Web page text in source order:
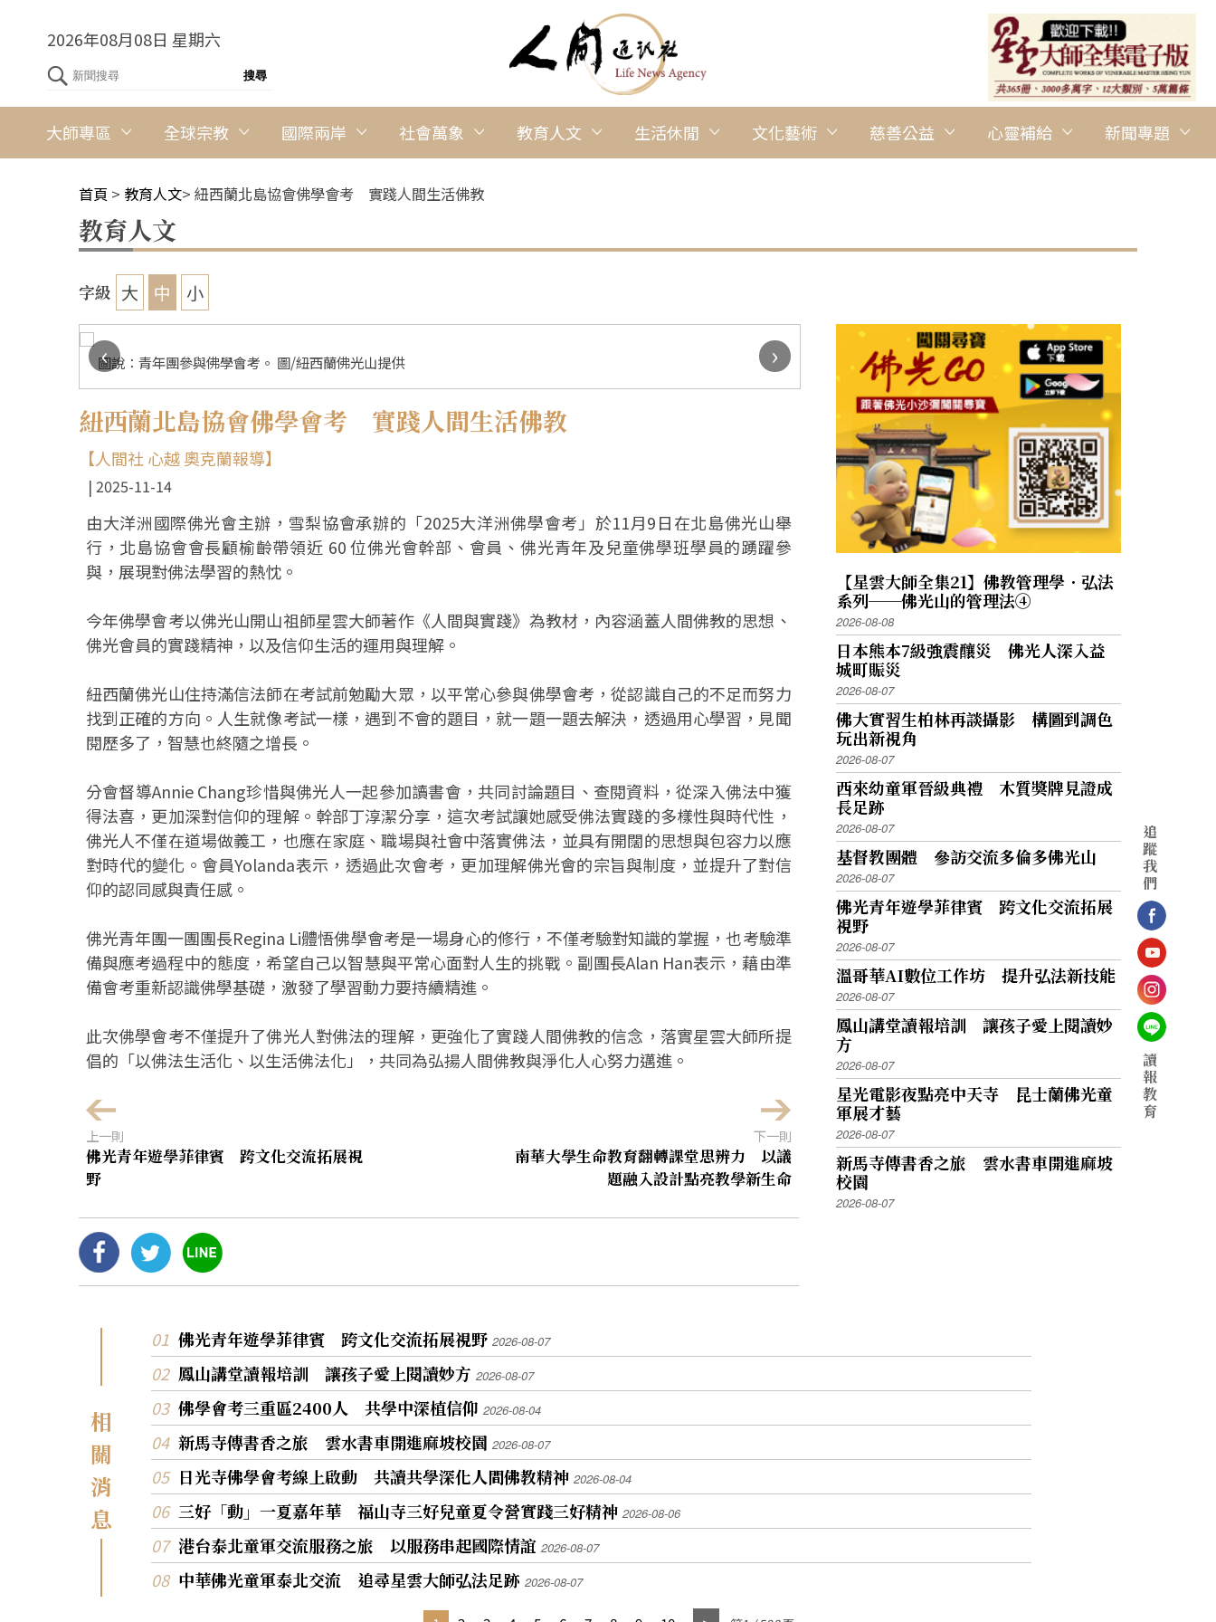
2026年08月08日 星期六
大師專區 全球宗教 國際兩岸 社會萬象 教育人文 生活休閒 文化藝術 慈善公益 心靈補給 新聞專題
首頁 > 教育人文> 紐西蘭北島協會佛學會考 實踐人間生活佛教
教育人文
字級 大 中 小
圖說：青年團參與佛學會考。 圖/紐西蘭佛光山提供 圖說：住持滿信法師到考場給予佛光人關心與鼓勵。 圖/紐西蘭佛
‹
›
紐西蘭北島協會佛學會考 實踐人間生活佛教
【人間社 心越 奧克蘭報導】
2025-11-14
由大洋洲國際佛光會主辦，雪梨協會承辦的「2025大洋洲佛學會考」於11月9日在北島佛光山舉
行，北島協會會長顧榆齡帶領近 60 位佛光會幹部、會員、佛光青年及兒童佛學班學員的踴躍參
與，展現對佛法學習的熱忱。
今年佛學會考以佛光山開山祖師星雲大師著作《人間與實踐》為教材，內容涵蓋人間佛教的思想、
佛光會員的實踐精神，以及信仰生活的運用與理解。
紐西蘭佛光山住持滿信法師在考試前勉勵大眾，以平常心參與佛學會考，從認識自己的不足而努力
找到正確的方向。人生就像考試一樣，遇到不會的題目，就一題一題去解決，透過用心學習，見聞
閱歷多了，智慧也終隨之增長。
分會督導Annie Chang珍惜與佛光人一起參加讀書會，共同討論題目、查閱資料，從深入佛法中獲
得法喜，更加深對信仰的理解。幹部丁淳潔分享，這次考試讓她感受佛法實踐的多樣性與時代性，
佛光人不僅在道場做義工，也應在家庭、職場與社會中落實佛法，並具有開闊的思想與包容力以應
對時代的變化。會員Yolanda表示，透過此次會考，更加理解佛光會的宗旨與制度，並提升了對信
仰的認同感與責任感。
佛光青年團一團團長Regina Li體悟佛學會考是一場身心的修行，不僅考驗對知識的掌握，也考驗準
備與應考過程中的態度，希望自己以智慧與平常心面對人生的挑戰。副團長Alan Han表示，藉由準
備會考重新認識佛學基礎，激發了學習動力要持續精進。
此次佛學會考不僅提升了佛光人對佛法的理解，更強化了實踐人間佛教的信念，落實星雲大師所提
倡的「以佛法生活化、以生活佛法化」，共同為弘揚人間佛教與淨化人心努力邁進。
上一則
佛光青年遊學菲律賓 跨文化交流拓展視
野
下一則
南華大學生命教育翻轉課堂思辨力 以議
題融入設計點亮教學新生命
【星雲大師全集21】佛教管理學．弘法
系列──佛光山的管理法④
2026-08-08
日本熊本7級強震釀災 佛光人深入益
城町賑災
2026-08-07
佛大實習生柏林再談攝影 構圖到調色
玩出新視角
2026-08-07
西來幼童軍晉級典禮 木質獎牌見證成
長足跡
2026-08-07
基督教團體 參訪交流多倫多佛光山
2026-08-07
佛光青年遊學菲律賓 跨文化交流拓展
視野
2026-08-07
溫哥華AI數位工作坊 提升弘法新技能
2026-08-07
鳳山講堂讀報培訓 讓孩子愛上閱讀妙
方
2026-08-07
星光電影夜點亮中天寺 昆士蘭佛光童
軍展才藝
2026-08-07
新馬寺傳書香之旅 雲水書車開進麻坡
校園
2026-08-07
相
關
消
息
佛光青年遊學菲律賓 跨文化交流拓展視野 2026-08-07
鳳山講堂讀報培訓 讓孩子愛上閱讀妙方 2026-08-07
佛學會考三重區2400人 共學中深植信仰 2026-08-04
新馬寺傳書香之旅 雲水書車開進麻坡校園 2026-08-07
日光寺佛學會考線上啟動 共讀共學深化人間佛教精神 2026-08-04
三好「動」一夏嘉年華 福山寺三好兒童夏令營實踐三好精神 2026-08-06
港台泰北童軍交流服務之旅 以服務串起國際情誼 2026-08-07
中華佛光童軍泰北交流 追尋星雲大師弘法足跡 2026-08-07
追
蹤
我
們
讀
報
教
育